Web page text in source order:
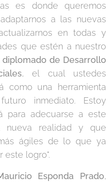
es donde queremos
a las nuevas
en todas y
que estén a nuestro
diplomado de Desarrollo
, el cual ustedes
como una herramienta
inmediato. Estoy
para adecuarse a este
nueva realidad y que
ágiles de lo que ya
este logro".
Esponda Prado,